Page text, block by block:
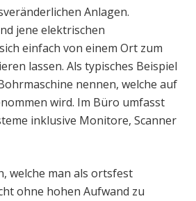
Anlagen.
jene elektrischen
einfach von einem Ort zum
lassen. Als typisches Beispiel
nennen, welche auf
wird. Im Büro umfasst
inklusive Monitore, Scanner
welche man als ortsfest
ohne hohen Aufwand zu